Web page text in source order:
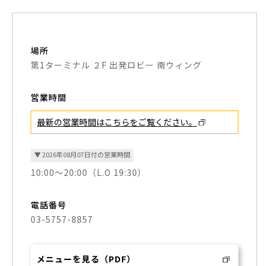
場所
第1ターミナル ２F 出発ロビー 南ウィング
営業時間
最新の営業時間はこちらをご覧ください。
▼ 2026年08月07日付の営業時間
10:00～20:00（L.O 19:30）
電話番号
03-5757-8857
メニューを見る（PDF）